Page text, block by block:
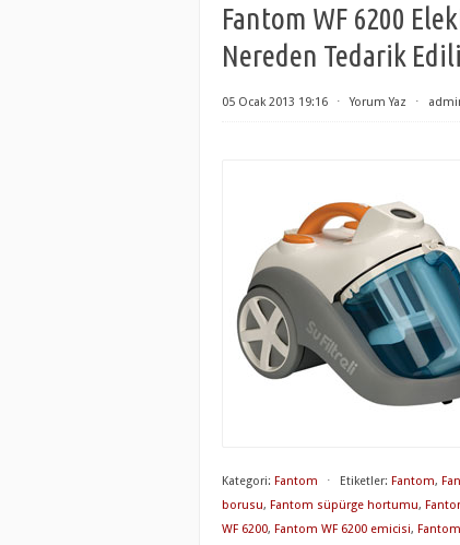
Fantom WF 6200
Nereden Tedarik
05 Ocak 2013 19:16 ⋅ Yorum Yaz ⋅
Kategori: Fantom ⋅ Etiketler: Fantom,
borusu, Fantom süpürge hortumu,
WF 6200, Fantom WF 6200 emicisi,